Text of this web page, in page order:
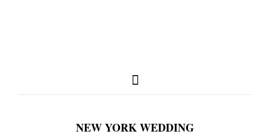
full weddings & news
NEW YORK WEDDING